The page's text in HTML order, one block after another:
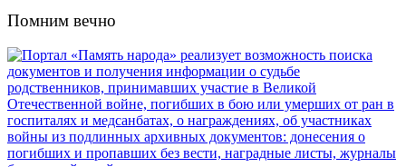
Помним вечно